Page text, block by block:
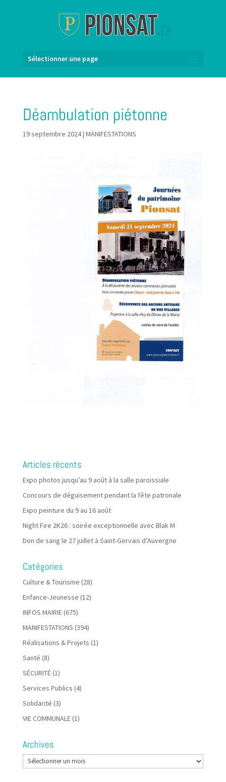
Sélectionner une page
Déambulation piétonne
19 septembre 2024| MANIFESTATIONS
Articles récents
Expo photos jusqu’au 9 août à la salle paroissiale
Concours de déguisement pendant la fête patronale
Expo peinture du 9 au 16 août
Night Fire 2K26 : soirée exceptionnelle avec Blak M
Don de sang le 27 juillet à Saint-Gervais d’Auvergne
Catégories
Culture & Tourisme (28)
Enfance-Jeunesse (12)
INFOS MAIRIE(675)
MANIFESTATIONS (394)
Réalisations & Projets (1)
Santé (8)
SÉCURITÉ(1)
Services Publics (4)
Solidarité (3)
VIE COMMUNALE(1)
Archives
Archives